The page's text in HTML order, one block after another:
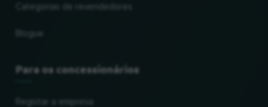
Para os concessionários
Registar a empresa